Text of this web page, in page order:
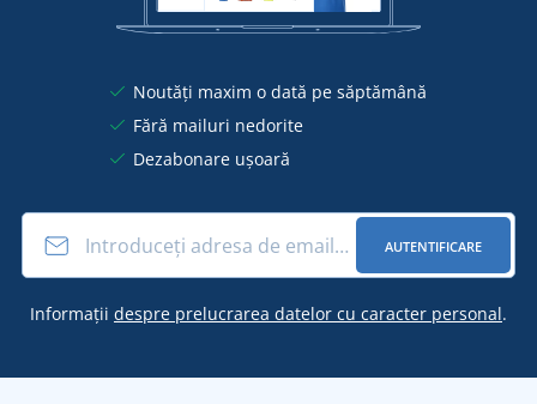
Noutăți maxim o dată pe săptămână
Fără mailuri nedorite
Dezabonare ușoară
AUTENTIFICARE
Informații despre prelucrarea datelor cu caracter personal.